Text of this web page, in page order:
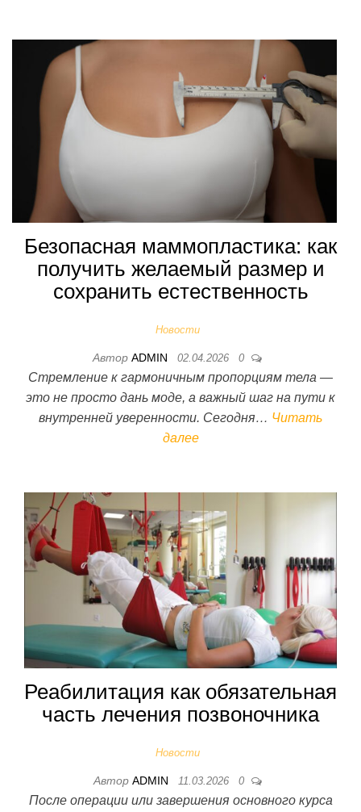
Безопасная маммопластика: как
получить желаемый размер и
сохранить естественность
Новости
Автор ADMIN 02.04.2026 0
Стремление к гармоничным пропорциям тела —
это не просто дань моде, а важный шаг на пути к
внутренней уверенности. Сегодня… Читать
далее
Реабилитация как обязательная
часть лечения позвоночника
Новости
Автор ADMIN 11.03.2026 0
После операции или завершения основного курса